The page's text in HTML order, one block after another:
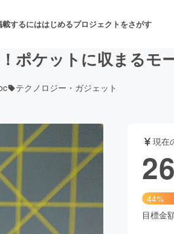
するにははじめるプロジェクトをさがす
舞台・パフォーマンス
フード・飲食店
ポケットに収まるモ
テクノロジー・ガジェット
現在
44%
目標金